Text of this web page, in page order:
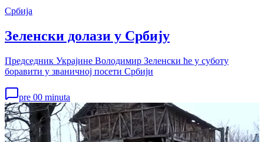
Србија
Зеленски долази у Србију
Председник Украјине Володимир Зеленски ће у суботу
боравити у званичној посети Србији
pre 00 minuta